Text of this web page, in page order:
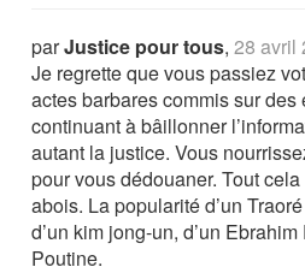
parJustice pour tous,28 avril
Je regrette que vous passiez
actes barbares commis sur
continuant à bâillonner
autant la justice. Vous
pour vous dédouaner. Tout
abois. La popularité d’un
d’un kim jong-un, d’un
Poutine.